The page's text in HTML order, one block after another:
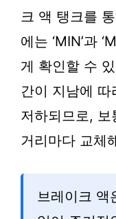
크 액 탱크를
에는 ‘MIN’과
게 확인할 수
간이 지남에 따
저하되므로,
거리마다 교체
브레이크 액